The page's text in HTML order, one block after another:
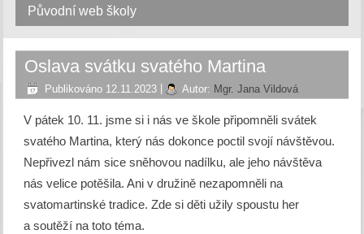
Původní web školy
Oslava svátku svatého Martina
Publikováno 12.11.2023 Autor: Mgr. Jana Vildová
V pátek 10. 11. jsme si i nás ve škole připomněli svátek
svatého Martina, který nás dokonce poctil svojí návštěvou.
Nepřivezl nám sice sněhovou nadílku, ale jeho návštěva
nás velice potěšila. Ani v družině nezapomněli na
svatomartinské tradice. Zde si děti užily spoustu her
a soutěží na toto téma.